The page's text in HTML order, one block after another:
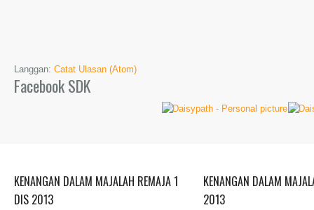
Langgan: Catat Ulasan (Atom)
Facebook SDK
KENANGAN DALAM MAJALAH REMAJA 1
DIS 2013
KENANGAN DALAM
2013